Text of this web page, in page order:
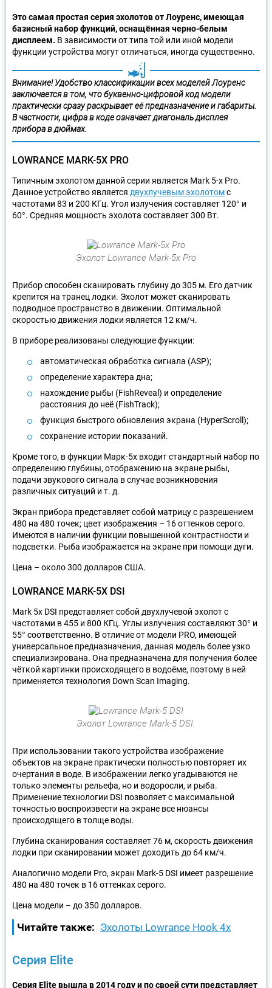
Это самая простая серия эхолотов от Лоуренс, имеющая
базисный набор функций, оснащённая черно-белым
дисплеем. В зависимости от типа той или иной модели
функции устройства могут отличаться, иногда существенно.
Внимание! Удобство классификации всех моделей Лоуренс
заключается в том, что буквенно-цифровой код модели
практически сразу раскрывает её предназначение и габариты.
В частности, цифра в коде означает диагональ дисплея
прибора в дюймах.
LOWRANCE MARK-5Х PRO
Типичным эхолотом данной серии является Mark 5-x Pro.
Данное устройство является двухлучевым эхолотомс
частотами 83 и 200 КГц. Угол излучения составляет 120° и
60°. Средняя мощность эхолота составляет 300 Вт.
Эхолот Lowrance Mark-5x Pro
Прибор способен сканировать глубину до 305 м. Его датчик
крепится на транец лодки. Эхолот может сканировать
подводное пространство в движении. Оптимальной
скоростью движения лодки является 12 км/ч.
В приборе реализованы следующие функции:
автоматическая обработка сигнала (ASP);
определение характера дна;
нахождение рыбы (FishReveal) и определение
расстояния до неё (FishTrack);
функция быстрого обновления экрана (HyperScroll);
сохранение истории показаний.
Кроме того, в функции Марк-5х входит стандартный набор по
определению глубины, отображению на экране рыбы,
подачи звукового сигнала в случае возникновения
различных ситуаций и т. д.
Экран прибора представляет собой матрицу с разрешением
480 на 480 точек; цвет изображения – 16 оттенков серого.
Имеются в наличии функции повышенной контрастности и
подсветки. Рыба изображается на экране при помощи дуги.
Цена – около 300 долларов США.
LOWRANCE MARK-5Х DSI
Мark 5x DSI представляет собой двухлучевой эхолот с
частотами в 455 и 800 КГц. Углы излучения составляют 30° и
55° соответственно. В отличие от модели PRO, имеющей
универсальное предназначения, данная модель более узко
специализирована. Она предназначена для получения более
чёткой картинки происходящего в водоёме, поэтому в ней
применяется технология Down Scan Imaging.
Эхолот Lowrance Mark-5 DSI.
При использовании такого устройства изображение
объектов на экране практически полностью повторяет их
очертания в воде. В изображении легко угадываются не
только элементы рельефа, но и водоросли, и рыба.
Применение технологии DSI позволяет с максимальной
точностью воспроизвести на экране все нюансы
происходящего в толще воды.
Глубина сканирования составляет 76 м, скорость движения
лодки при сканировании может доходить до 64 км/ч.
Аналогично модели Pro, экран Mark-5 DSI имеет разрешение
480 на 480 точек в 16 оттенках серого.
Цена модели – до 350 долларов.
Читайте также: Эхолоты Lowrance Hook 4x
Серия Elite
Серия Elite вышла в 2014 году и по своей сути представляет